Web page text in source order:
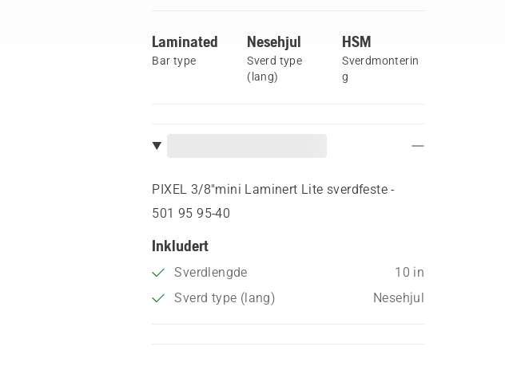
Laminated
Bar type
Nesehjul
Sverd type
(lang)
HSM
Sverdmonterin
g
PIXEL 3/8"mini Laminert Lite sverdfeste -
501 95 95‑40
Inkludert
Sverdlengde
10 in
Sverd type (lang)
Nesehjul